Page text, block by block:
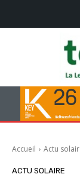
Accueil Actu
ACTU SOLAIRE